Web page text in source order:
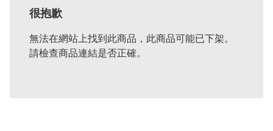
很抱歉
無法在網站上找到此商品，此商品可能已下架。
請檢查商品連結是否正確。